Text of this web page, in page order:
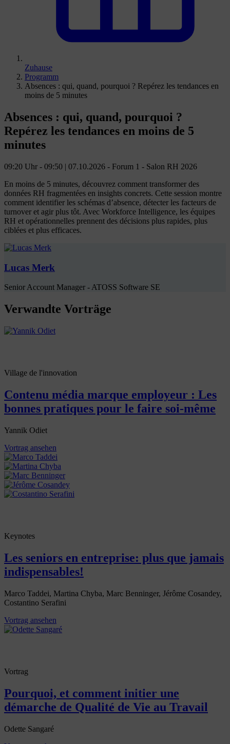
Zuhause
Programm
Absences : qui, quand, pourquoi ? Repérez les tendances en
moins de 5 minutes
Absences : qui, quand, pourquoi ?
Repérez les tendances en moins de 5
minutes
09:20 Uhr - 09:50 | 07.10.2026 - Forum 1 - Salon RH 2026
En moins de 5 minutes, découvrez comment transformer des
données RH fragmentées en insights concrets. Cette session montre
comment identifier les schémas d’absence, détecter les facteurs de
turnover et agir plus tôt. Avec Workforce Intelligence, les équipes
RH et opérationnelles prennent des décisions plus rapides, plus
ciblées et plus efficaces.
Lucas Merk
Senior Account Manager - ATOSS Software SE
Verwandte Vorträge
Village de l'innovation
Contenu média marque employeur : Les
bonnes pratiques pour le faire soi-même
Yannik Odiet
Vortrag ansehen
Keynotes
Les seniors en entreprise: plus que jamais
indispensables!
Marco Taddei, Martina Chyba, Marc Benninger, Jérôme Cosandey,
Costantino Serafini
Vortrag ansehen
Vortrag
Pourquoi, et comment initier une
démarche de Qualité de Vie au Travail
Odette Sangaré